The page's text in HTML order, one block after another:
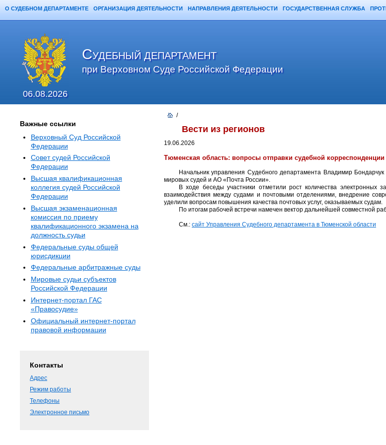
О СУДЕБНОМ ДЕПАРТАМЕНТЕ ОРГАНИЗАЦИЯ ДЕЯТЕЛЬНОСТИ НАПРАВЛЕНИЯ ДЕЯТЕЛЬНОСТИ ГОСУДАРСТВЕННАЯ СЛУЖБА
/
Вести из регионов
19.06.2026
Тюменская область: вопросы отправки судебной
Начальник управления Судебного департамента Владимир
мировых судей и АО «Почта России».
В ходе беседы участники отметили рост количества электронных
взаимодействия между судами и почтовыми отделениями, внедрение
уделили вопросам повышения качества почтовых услуг, оказываемых судам.
По итогам рабочей встречи намечен вектор дальнейшей совместной
См.: сайт Управления Судебного департамента в Тюменской области
Важные ссылки
Верховный Суд Российской
Федерации
Совет судей Российской
Федерации
Высшая квалификационная
коллегия судей Российской
Федерации
Высшая экзаменационная
комиссия по приему
квалификационного экзамена на
должность судьи
Федеральные суды общей
юрисдикции
Федеральные арбитражные суды
Мировые судьи субъектов
Российской Федерации
Интернет-портал ГАС
«Правосудие»
Официальный интернет-портал
правовой информации
Контакты
Адрес
Режим работы
Телефоны
Электронное письмо
СУДЕБНЫЙ ДЕПАРТАМЕНТ
при Верховном Суде Российской Федерации
06.08.2026